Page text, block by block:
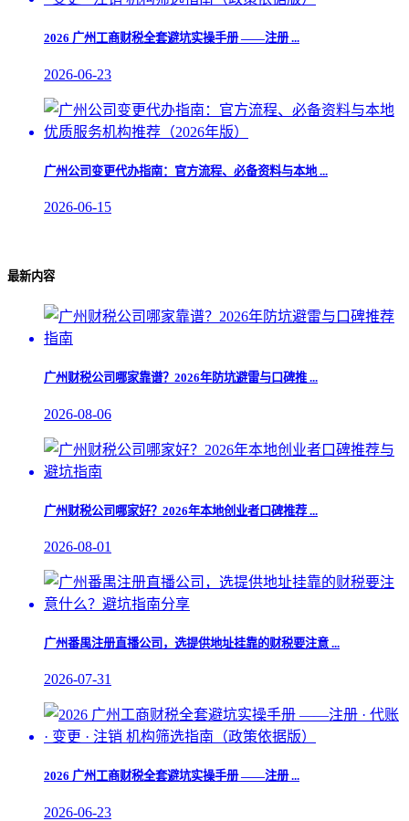
2026 广州工商财税全套避坑实操手册 ——注册 ...
2026-06-23
​广州公司变更代办指南：官方流程、必备资料与本地 ...
2026-06-15
最新内容
广州财税公司哪家靠谱？2026年防坑避雷与口碑推 ...
2026-08-06
广州财税公司哪家好？2026年本地创业者口碑推荐 ...
2026-08-01
广州番禺注册直播公司，选提供地址挂靠的财税要注意 ...
2026-07-31
2026 广州工商财税全套避坑实操手册 ——注册 ...
2026-06-23